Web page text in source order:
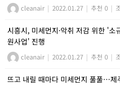
cleanair | 2022.01.27 | 추천 0 |
시흥시, 미세먼지·악취 저감 위한 '소
원사업' 진행
cleanair | 2022.01.27 | 추천 0 |
뜨고 내릴 때마다 미세먼지 풀풀…제